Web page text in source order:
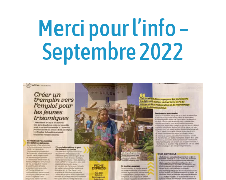
Merci pour l’info –
Septembre 2022